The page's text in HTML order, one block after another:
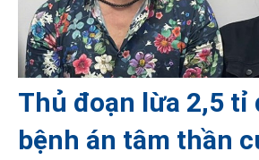
Thủ đoạn lừa 2,5 tỉ
bệnh án tâm thần